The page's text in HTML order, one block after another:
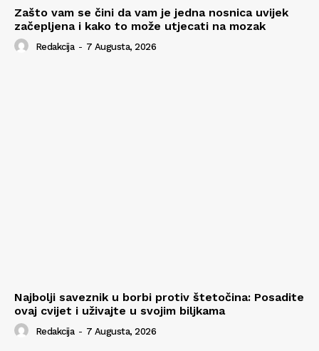
Zašto vam se čini da vam je jedna nosnica uvijek
začepljena i kako to može utjecati na mozak
Redakcija - 7 Augusta, 2026
Najbolji saveznik u borbi protiv štetočina: Posadite
ovaj cvijet i uživajte u svojim biljkama
Redakcija - 7 Augusta, 2026